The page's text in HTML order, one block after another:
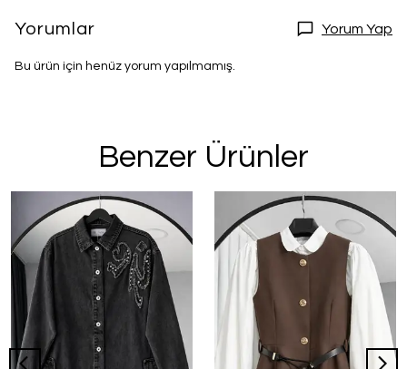
Yorumlar Yorum Yap
Bu ürün için henüz yorum yapılmamış.
Benzer Ürünler